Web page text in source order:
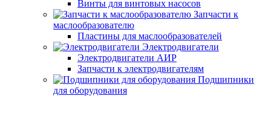
Винты для винтовых насосов
Запчасти к
маслообразователю
Пластины для маслообразователей
Электродвигатели
Электродвигатели АИР
Запчасти к электродвигателям
Подшипники
для оборудования